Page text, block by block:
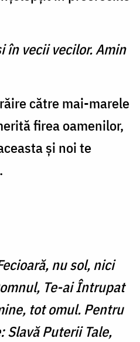
în vecii vecilor. Amin
către mai-marele
firea oamenilor,
şi noi te
nu sol, nici
Te-ai Întrupat
tot omul. Pentru
Slavă Puterii Tale,